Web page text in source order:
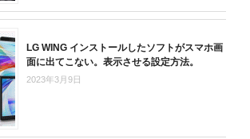
LG WING インストールしたソフトがスマホ画
面に出てこない。表示させる設定方法。
2023年3月9日